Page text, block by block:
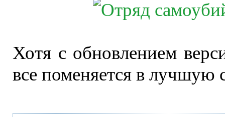
Хотя с обновлением
все поменяется в лучшую